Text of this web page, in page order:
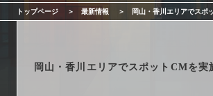
不動産投資ガイド
サービス一覧
トップページ 最新情報 岡山・香川エリアでスポ
岡山・香川エリアでスポットCMを実